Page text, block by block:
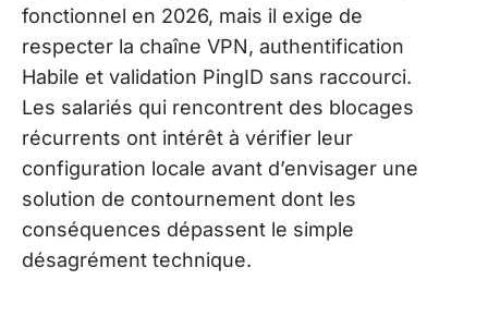
fonctionnel en 2026, mais il exige de
respecter la chaîne VPN, authentification
Habile et validation PingID sans raccourci.
Les salariés qui rencontrent des blocages
récurrents ont intérêt à vérifier leur
configuration locale avant d’envisager une
solution de contournement dont les
conséquences dépassent le simple
désagrément technique.